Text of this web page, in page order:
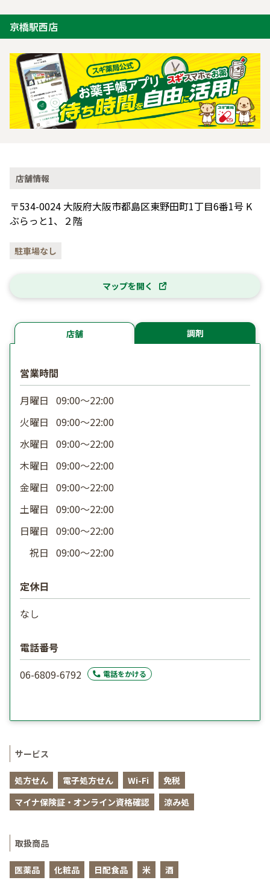
京橋駅西店
店舗情報
〒534-0024 大阪府大阪市都島区東野田町1丁目6番1号 K
ぶらっと1、２階
駐車場なし
マップを開く
店舗 調剤
営業時間
月曜日 09:00〜22:00
火曜日 09:00〜22:00
水曜日 09:00〜22:00
木曜日 09:00〜22:00
金曜日 09:00〜22:00
土曜日 09:00〜22:00
日曜日 09:00〜22:00
祝日 09:00〜22:00
定休日
なし
電話番号
06-6809-6792
電話をかける
サービス
処方せん 電子処方せん Wi-Fi
免税
マイナ保険証・オンライン資格確認
涼み処
取扱商品
医薬品 化粧品 日配食品 米 酒